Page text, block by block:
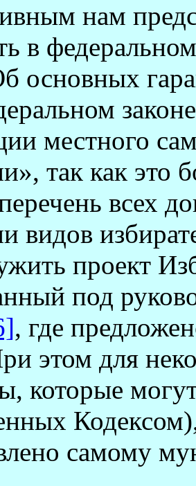
нам
в
основных
местного
так как это
всех
видов
проект
под
, где
этом для
которые
самому